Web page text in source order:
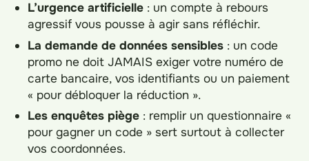
L’urgence artificielle : un compte à rebours
agressif vous pousse à agir sans réfléchir.
La demande de données sensibles : un code
promo ne doit JAMAIS exiger votre numéro de
carte bancaire, vos identifiants ou un paiement
« pour débloquer la réduction ».
Les enquêtes piège : remplir un questionnaire «
pour gagner un code » sert surtout à collecter
vos coordonnées.